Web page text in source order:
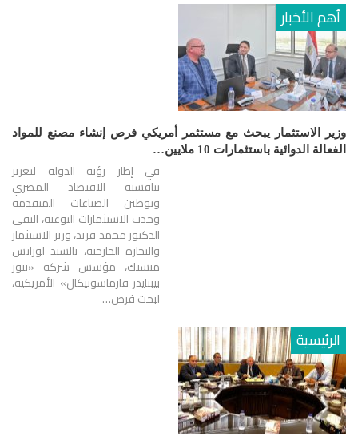
أهم الأخبار
وزير الاستثمار يبحث مع مستثمر أمريكي فرص إنشاء مصنع للمواد
الفعالة الدوائية باستثمارات 10 ملايين…
في إطار رؤية الدولة لتعزيز
تنافسية الاقتصاد المصري
وتوطين الصناعات المتقدمة
وجذب الاستثمارات النوعية، التقى
الدكتور محمد فريد، وزير الاستثمار
والتجارة الخارجية، بالسيد لورانس
ميسيك، مؤسس شركة «بيور
بيبتايدز فارماسوتيكال» الأمريكية،
لبحث فرص…
الرئيسية